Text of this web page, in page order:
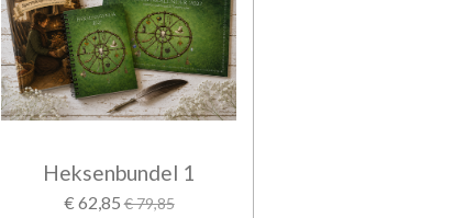
Heksenbundel 1
€ 62,85 € 79,85